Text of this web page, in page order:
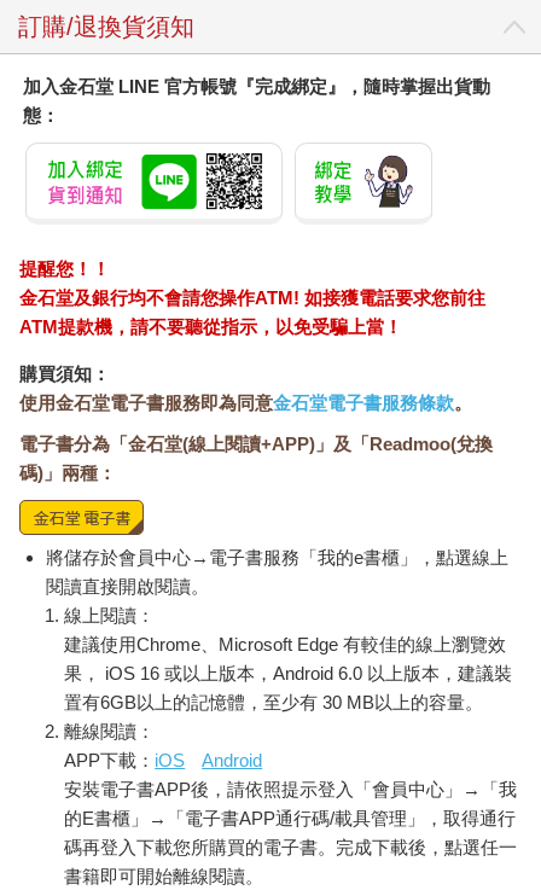
訂購/退換貨須知
加入金石堂 LINE 官方帳號『完成綁定』，隨時掌握出貨動
態：
提醒您！！
金石堂及銀行均不會請您操作ATM! 如接獲電話要求您前往
ATM提款機，請不要聽從指示，以免受騙上當！
購買須知：
使用金石堂電子書服務即為同意金石堂電子書服務條款。
電子書分為「金石堂(線上閱讀+APP)」及「Readmoo(兌換
碼)」兩種：
將儲存於會員中心→電子書服務「我的e書櫃」，點選線上
閱讀直接開啟閱讀。
線上閱讀：
建議使用Chrome、Microsoft Edge 有較佳的線上瀏覽效
果， iOS 16 或以上版本，Android 6.0 以上版本，建議裝
置有6GB以上的記憶體，至少有 30 MB以上的容量。
離線閱讀：
APP下載： iOS
Android
安裝電子書APP後，請依照提示登入「會員中心」→「我
的E書櫃」→「電子書APP通行碼/載具管理」，取得通行
碼再登入下載您所購買的電子書。完成下載後，點選任一
書籍即可開始離線閱讀。